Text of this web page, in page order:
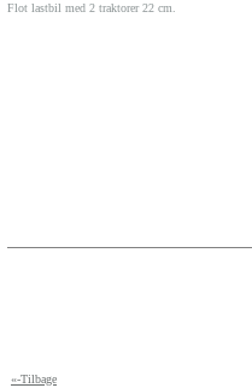
Flot lastbil med 2 traktorer 22 cm.
«-Tilbage